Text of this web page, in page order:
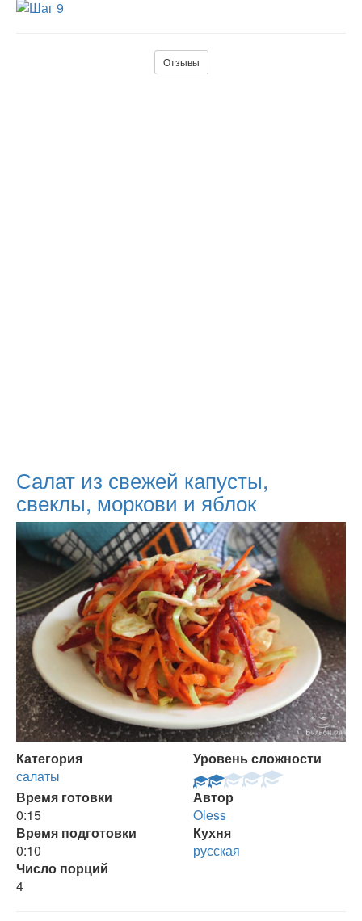
Отзывы
Салат из свежей капусты,
свеклы, моркови и яблок
Категория
салаты
Уровень сложности
Время готовки
0:15
Автор
Oless
Время подготовки
0:10
Кухня
русская
Число порций
4